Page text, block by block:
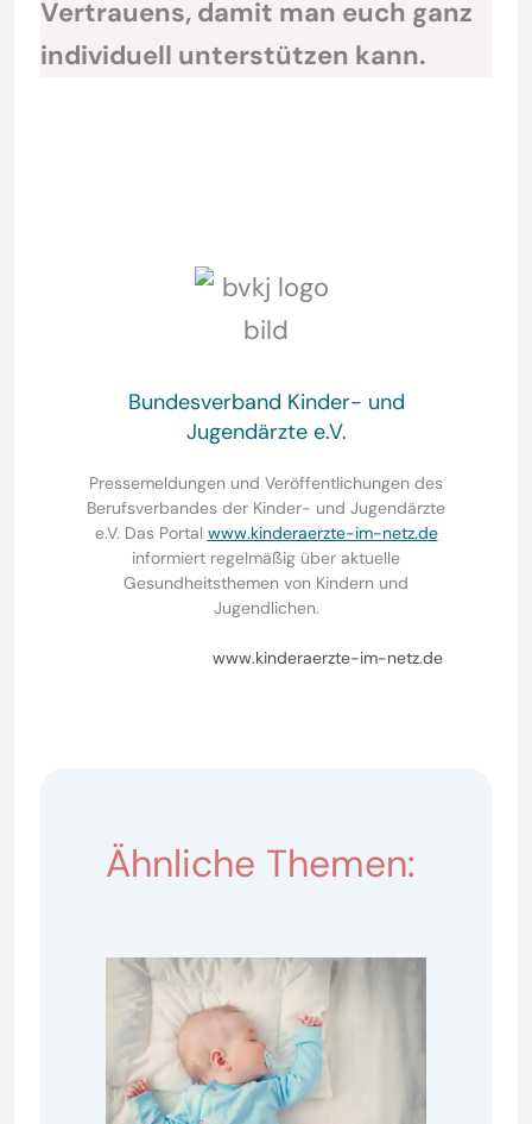
Vertrauens, damit man euch ganz
individuell unterstützen kann.
Bundesverband Kinder- und
Jugendärzte e.V.
Pressemeldungen und Veröffentlichungen des
Berufsverbandes der Kinder- und Jugendärzte
e.V. Das Portal www.kinderaerzte-im-netz.de
informiert regelmäßig über aktuelle
Gesundheitsthemen von Kindern und
Jugendlichen.
www.kinderaerzte-im-netz.de
Ähnliche Themen: